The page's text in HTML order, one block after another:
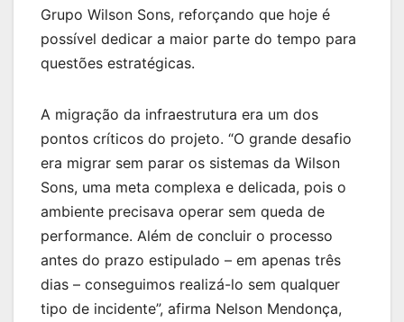
Grupo Wilson Sons, reforçando que hoje é
possível dedicar a maior parte do tempo para
questões estratégicas.
A migração da infraestrutura era um dos
pontos críticos do projeto. “O grande desafio
era migrar sem parar os sistemas da Wilson
Sons, uma meta complexa e delicada, pois o
ambiente precisava operar sem queda de
performance. Além de concluir o processo
antes do prazo estipulado – em apenas três
dias – conseguimos realizá-lo sem qualquer
tipo de incidente”, afirma Nelson Mendonça,